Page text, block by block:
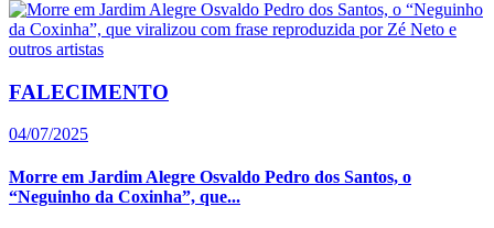
FALECIMENTO
04/07/2025
Morre em Jardim Alegre Osvaldo Pedro dos Santos, o
“Neguinho da Coxinha”, que...